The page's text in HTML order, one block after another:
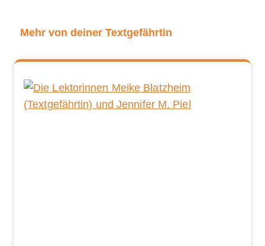
Mehr von deiner Textgefährtin